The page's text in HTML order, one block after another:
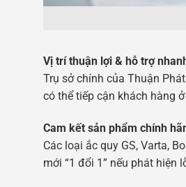
Vị trí thuận lợi & hỗ trợ
Trụ sở chính của Thuận
có thể tiếp cận khách hàng
Cam kết sản phẩm chính
Các loại ắc quy GS, Varta,
mới “1 đổi 1” nếu phát hiện